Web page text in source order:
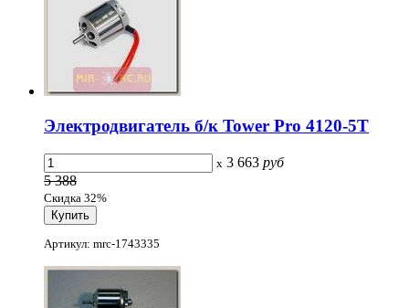
Электродвигатель б/к Tower Pro 4120-5T
x 3 663 руб
5 388
Скидка 32%
Артикул: mrc-1743335